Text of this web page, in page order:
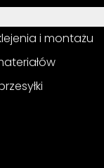
i montażu